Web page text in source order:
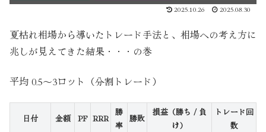
2025.10.26 2025.08.30
夏枯れ相場から導いたトレード手法と、相場への考え方に
兆しが見えてきた結果・・・の巻
平均 0.5〜3ロット（分割トレード）
日付 金額 PF RRR
勝
率
勝敗
損益（勝ち / 負
け）
トレード回
数